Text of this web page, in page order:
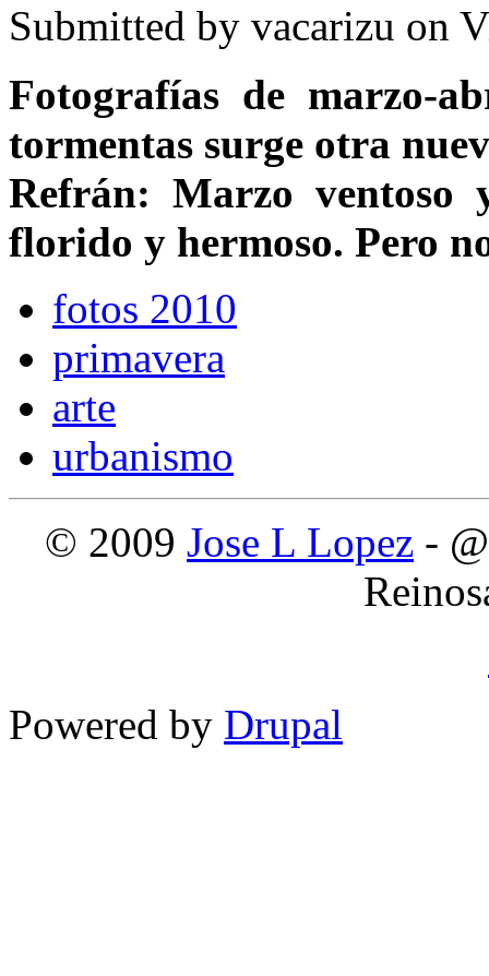
Submitted by vacarizu on
Fotografías de marzo-
tormentas surge otra
Refrán: Marzo ventoso
florido y hermoso. Pero
fotos 2010
primavera
arte
urbanismo
© 2009 Jose L Lopez -
Powered by Drupal